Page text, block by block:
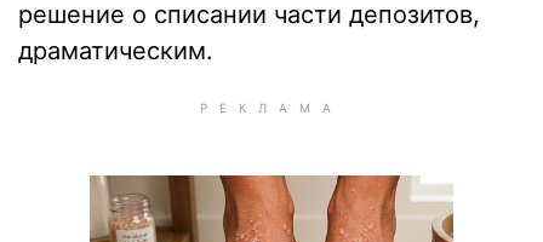
решение о списании части депозитов,
драматическим.